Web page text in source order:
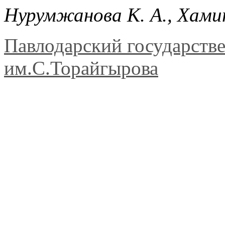
Нурумжанова К. А.,
Павлодарский
им.С.Торайгырова